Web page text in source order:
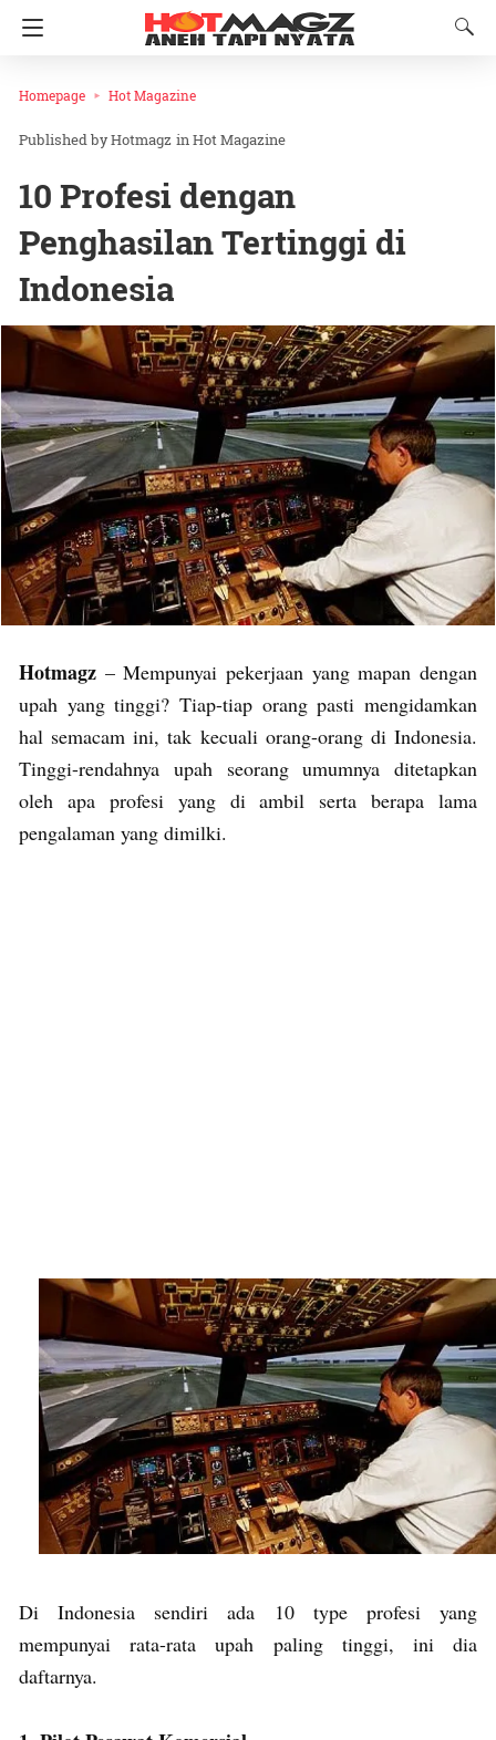
Homepage Hot Magazine
Hotmagz inHot Magazine
10 Profesi dengan
Penghasilan Tertinggi di
Indonesia
Hotmagz – Mempunyai pekerjaan yang mapan dengan
upah yang tinggi? Tiap-tiap orang pasti mengidamkan
hal semacam ini, tak kecuali orang-orang di Indonesia.
Tinggi-rendahnya upah seorang umumnya ditetapkan
oleh apa profesi yang di ambil serta berapa lama
pengalaman yang dimilki.
Di Indonesia sendiri ada 10 type profesi yang
mempunyai rata-rata upah paling tinggi, ini dia
daftarnya.